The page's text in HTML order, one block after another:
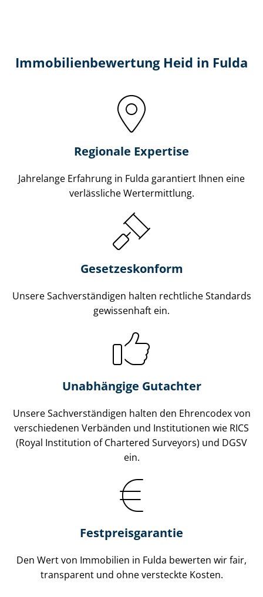
Immobilien­bewertung Heid in Fulda
Regionale Expertise
Jahrelange Erfahrung in Fulda garantiert Ihnen eine
verlässliche Wertermittlung.
Gesetzes­konform
Unsere Sach­ver­stän­di­gen halten rechtliche Standards
gewissenhaft ein.
Unabhängige Gutachter
Unsere Sach­ver­stän­di­gen halten den Ehrencodex von
verschiedenen Verbänden und Institutionen wie RICS
(Royal Institution of Chartered Surveyors) und DGSV
ein.
Festpreis​garantie
Den Wert von Immobilien in Fulda bewerten wir fair,
transparent und ohne versteckte Kosten.